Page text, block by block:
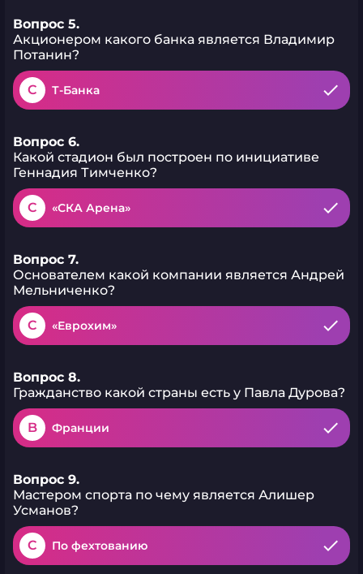
Вопрос 5.
Акционером какого банка является Владимир
Потанин?
C Т-Банка
Вопрос 6.
Какой стадион был построен по инициативе
Геннадия Тимченко?
C «СКА Арена»
Вопрос 7.
Основателем какой компании является Андрей
Мельниченко?
C «Еврохим»
Вопрос 8.
Гражданство какой страны есть у Павла Дурова?
B Франции
Вопрос 9.
Мастером спорта по чему является Алишер
Усманов?
C По фехтованию